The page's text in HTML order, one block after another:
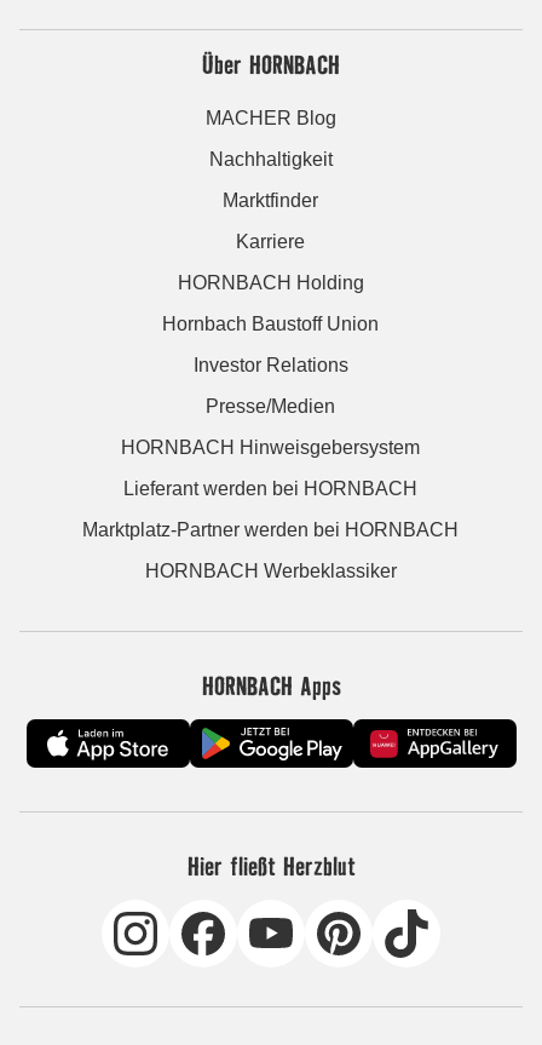
Über HORNBACH
MACHER Blog
Nachhaltigkeit
Marktfinder
Karriere
HORNBACH Holding
Hornbach Baustoff Union
Investor Relations
Presse/Medien
HORNBACH Hinweisgebersystem
Lieferant werden bei HORNBACH
Marktplatz-Partner werden bei HORNBACH
HORNBACH Werbeklassiker
HORNBACH Apps
Hier fließt Herzblut